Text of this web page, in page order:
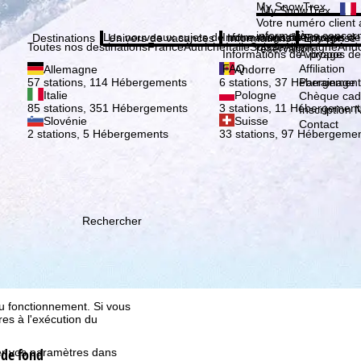
que TravelTrex
activités, à l'aide des
à la
cela, nous avons
données
fonctionnement. Si vous
à l'exécution du
vos paramètres dans
Inscription
My SnowTrex
My SnowTrex
Votre numéro client
informations
réservation.
Destinations
Toutes nos destinationsFranceAutricheItalieSuisseAllemagne
Allemagne
57 stations, 114 Hébergements
Andorre
6 stations, 37
Italie
85 stations, 351 Hébergements
Pologne
3 stations, 11
Slovénie
2 stations, 5 Hébergements
Suisse
33 stations, 97
Univers de vacances
Les nouveaux sujets de notre magazine
Informations
Informations de voyage
Informations de voyage
FAQ
Entreprise
À propos
À propos
Affiliation
Parrainage
Chèque
Inscription
Contact
Rechercher
fond